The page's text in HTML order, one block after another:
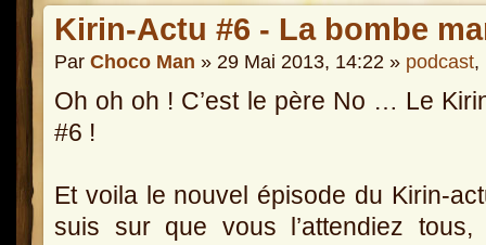
Kirin-Actu #6 - La bombe
Par Choco Man » 29 Mai 2013, 14:22 » podcast,
Oh oh oh ! C’est le père No … Le
#6 !
Et voila le nouvel épisode du Kirin-
suis sur que vous l’attendiez tous,